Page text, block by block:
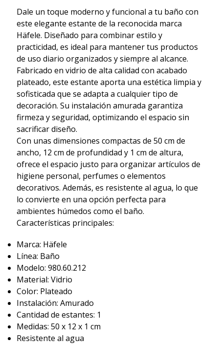
Dale un toque moderno y funcional a tu baño con
este elegante estante de la reconocida marca
Häfele. Diseñado para combinar estilo y
practicidad, es ideal para mantener tus productos
de uso diario organizados y siempre al alcance.
Fabricado en vidrio de alta calidad con acabado
plateado, este estante aporta una estética limpia y
sofisticada que se adapta a cualquier tipo de
decoración. Su instalación amurada garantiza
firmeza y seguridad, optimizando el espacio sin
sacrificar diseño.
Con unas dimensiones compactas de 50 cm de
ancho, 12 cm de profundidad y 1 cm de altura,
ofrece el espacio justo para organizar artículos de
higiene personal, perfumes o elementos
decorativos. Además, es resistente al agua, lo que
lo convierte en una opción perfecta para
ambientes húmedos como el baño.
Características principales:
Marca: Häfele
Línea: Baño
Modelo: 980.60.212
Material: Vidrio
Color: Plateado
Instalación: Amurado
Cantidad de estantes: 1
Medidas: 50 x 12 x 1 cm
Resistente al agua